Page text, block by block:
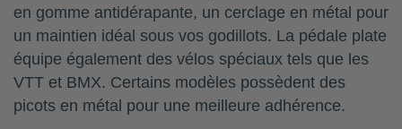
en gomme antidérapante, un cerclage en métal pour
un maintien idéal sous vos godillots. La pédale plate
équipe également des vélos spéciaux tels que les
VTT et BMX. Certains modèles possèdent des
picots en métal pour une meilleure adhérence.